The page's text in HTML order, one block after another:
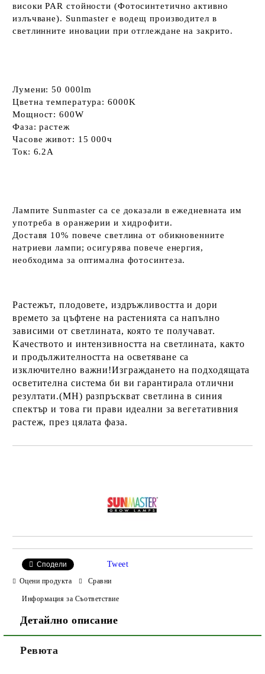
високи PAR стойности (Фотосинтетично активно
излъчване). Sunmaster е водещ производител в
светлинните иновации при отглеждане на закрито.
Лумени: 50 000lm
Цветна температура: 6000K
Мощност: 600W
Фаза: растеж
Часове живот: 15 000ч
Ток: 6.2А
Лампите Sunmaster са се доказали в ежедневната им
употреба в оранжерии и хидрофити.
Доставя 10% повече светлина от обикновенните
натриеви лампи; осигурява повече енергия,
необходима за оптимална фотосинтеза.
Растежът, плодовете, издръжливостта и дори
времето за цъфтене на растенията са напълно
зависими от светлината, която те получават.
Kачеството и интензивността на светлината, както
и продължителността на осветяване са
изключително важни!Изграждането на подходящата
осветителна система би ви гарантирала отлични
резултати.(MH) разпръскват светлина в синия
спектър и това ги прави идеални за вегетативния
растеж, през цялата фаза.
Сподели Tweet
Оцени продукта Сравни
Информация за Съответствие
Детайлно описание
Ревюта